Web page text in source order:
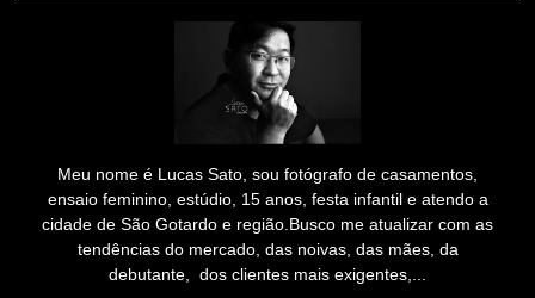
Meu nome é Lucas Sato, sou fotógrafo de casamentos,
ensaio feminino, estúdio, 15 anos, festa infantil e atendo a
cidade de São Gotardo e região.Busco me atualizar com as
tendências do mercado, das noivas, das mães, da
debutante, dos clientes mais exigentes,...